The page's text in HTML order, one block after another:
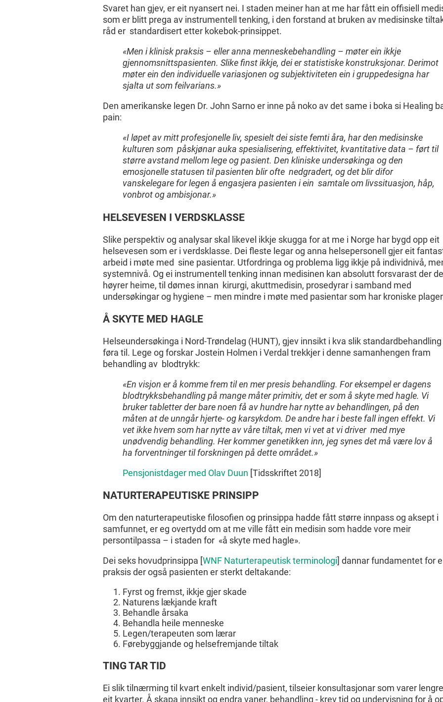
Svaret han gjev, er eit nyansert nei. I staden meiner han at me har fått ein offisiell
som er blitt prega av instrumentell tenking, i den forstand at bruken av medisinske
råd er standardisert etter kokebok-prinsippet.
«Men i klinisk praksis – eller anna menneskebehandling – møter ein ikkje
gjennomsnittspasienten. Slike finst ikkje, dei er statistiske konstruksjonar. Derimot
møter ein den individuelle variasjonen og subjektiviteten ein i gruppedesigna har
sjalta ut som feilvarians.»
Den amerikanske legen Dr. John Sarno er inne på noko av det same i boka si Healing
pain:
«I løpet av mitt profesjonelle liv, spesielt dei siste femti åra, har den medisinske
kulturen som påskjønar auka spesialisering, effektivitet, kvantitative data – ført til
større avstand mellom lege og pasient. Den kliniske undersøkinga og den
emosjonelle statusen til pasienten blir ofte nedgradert, og det blir difor
vanskelegare for legen å engasjera pasienten i ein samtale om livssituasjon, håp,
vonbrot og ambisjonar.»
HELSEVESEN I VERDSKLASSE
Slike perspektiv og analysar skal likevel ikkje skugga for at me i Norge har bygd opp eit
helsevesen som er i verdsklasse. Dei fleste legar og anna helsepersonell gjer eit
arbeid i møte med sine pasientar. Utfordringa og problema ligg ikkje på individnivå,
systemnivå. Og ei instrumentell tenking innan medisinen kan absolutt forsvarast der
høyrer heime, til dømes innan kirurgi, akuttmedisin, prosedyrar i samband med
undersøkingar og hygiene – men mindre i møte med pasientar som har kroniske
Å SKYTE MED HAGLE
Helseundersøkinga i Nord-Trøndelag (HUNT), gjev innsikt i kva slik
føra til. Lege og forskar Jostein Holmen i Verdal trekkjer i denne samanhengen fram
behandling av blodtrykk:
«En visjon er å komme frem til en mer presis behandling. For eksempel er dagens
blodtrykksbehandling på mange måter primitiv, det er som å skyte med hagle. Vi
bruker tabletter der bare noen få av hundre har nytte av behandlingen, på den
måten at de unngår hjerte- og karsykdom. De andre har i beste fall ingen effekt. Vi
vet ikke hvem som har nytte av våre tiltak, men vi vet at vi driver med mye
unødvendig behandling. Her kommer genetikken inn, jeg synes det må være lov å
ha forventninger til forskningen på dette området.»
Pensjonistdager med Olav Duun [Tidsskriftet 2018]
NATURTERAPEUTISKE PRINSIPP
Om den naturterapeutiske filosofien og prinsippa hadde fått større innpass og aksept i
samfunnet, er eg overtydd om at me ville fått ein medisin som hadde vore meir
persontilpassa – i staden for «å skyte med hagle».
Dei seks hovudprinsippa [WNF Naturterapeutisk terminologi] dannar fundamentet for
praksis der også pasienten er sterkt deltakande:
Fyrst og fremst, ikkje gjer skade
Naturens lækjande kraft
Behandle årsaka
Behandla heile menneske
Legen/terapeuten som lærar
Førebyggjande og helsefremjande tiltak
TING TAR TID
Ei slik tilnærming til kvart enkelt individ/pasient, tilseier konsultasjonar som varer
eit kvarter. Å skapa innsikt og endra vaner, behandling - krev tid og undervisning for å